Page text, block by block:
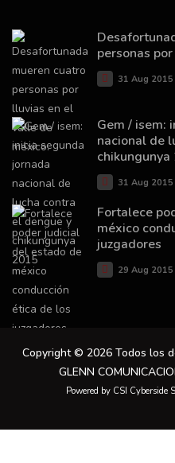
personas
31 Aug 2015
Gem / isem:
nacional de
31 Aug 2015
Fortalece
méxico
juzgadores
29 Aug 2015
Copyright © 2026 Todos los
GLENN
Powered by CSI Cyberside